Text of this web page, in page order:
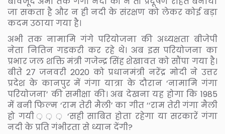
जा सकता है और न ही नदी के संरक्षण को लेकर कोई बड़ा
कदम उठाया गया है।
अभी तक नामामि गंगे परियोजना की अध्यक्षता बीजेपी
नेता नितिन गडकरी कर रहे थे। अब इस परियोजना का
प्रभार जल शक्ति मंत्री गजेन्द्र सिंह शेखावत को सौंपा गया है।
बीते 27 जनवरी 2020 को प्रधानमंत्री नरेंद्र मोदी ने उत्तर
प्रदेश के कानपुर में गंगा यात्रा के दौरान ‘नामामि गंगा
परियोजना’ की समीक्षा की। अब देखना यह होगा कि 1985
में बनी फिल्म ‘राम तेरी मैली’ का गीत ‘‘राम तेरी गंगा मैली
हो गयी ़ ़ ़ ‘सही साबित होता रहेगा या सरकारें गंगा
नदी के प्रति गंभीरता से ध्यान देंगी?